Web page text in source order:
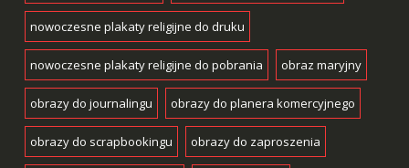
nowoczesne plakaty religijne do druku
nowoczesne plakaty religijne do pobrania obraz maryjny
obrazy do journalingu obrazy do planera komercyjnego
obrazy do scrapbookingu obrazy do zaproszenia